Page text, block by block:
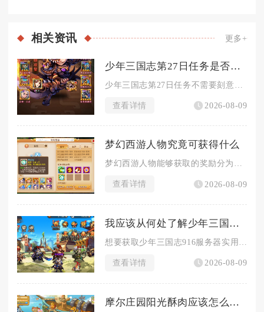
相关资讯 更多+
少年三国志第27日任务是否需要升级角色
查看详情 2026-08-09
梦幻西游人物究竟可获得什么
梦幻西游人物能够获取的奖励分为四大核心类别，分别是角色成长类...
查看详情 2026-08-09
我应该从何处了解少年三国志916
查看详情 2026-08-09
摩尔庄园阳光酥肉应该怎么办才能得到呢